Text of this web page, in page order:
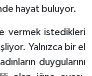
hayat buluyor.
vermek istedikleri
Yalnızca bir el
duygularını